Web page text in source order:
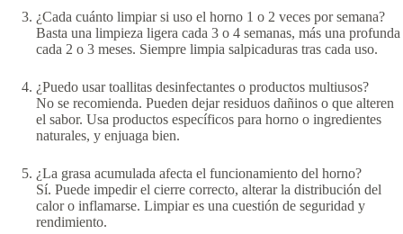
¿Cada cuánto limpiar si uso el horno 1 o 2 veces por semana?
Basta una limpieza ligera cada 3 o 4 semanas, más una profunda
cada 2 o 3 meses. Siempre limpia salpicaduras tras cada uso.
¿Puedo usar toallitas desinfectantes o productos multiusos?
No se recomienda. Pueden dejar residuos dañinos o que alteren
el sabor. Usa productos específicos para horno o ingredientes
naturales, y enjuaga bien.
¿La grasa acumulada afecta el funcionamiento del horno?
Sí. Puede impedir el cierre correcto, alterar la distribución del
calor o inflamarse. Limpiar es una cuestión de seguridad y
rendimiento.